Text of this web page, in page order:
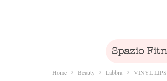
Spazio
Home Beauty Labbra VINYL LIPS